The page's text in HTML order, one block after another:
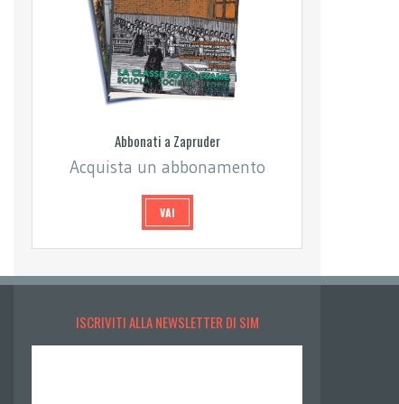
Abbonati a Zapruder
Acquista un abbonamento
VAI
ISCRIVITI ALLA NEWSLETTER DI SIM